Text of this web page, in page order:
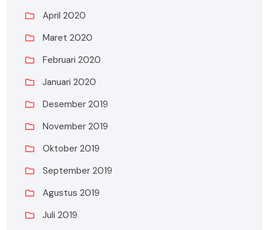
April 2020
Maret 2020
Februari 2020
Januari 2020
Desember 2019
November 2019
Oktober 2019
September 2019
Agustus 2019
Juli 2019